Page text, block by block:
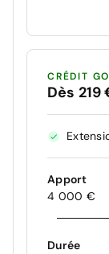
CRÉDIT GO
Dès
Apport
4 000 €
Durée